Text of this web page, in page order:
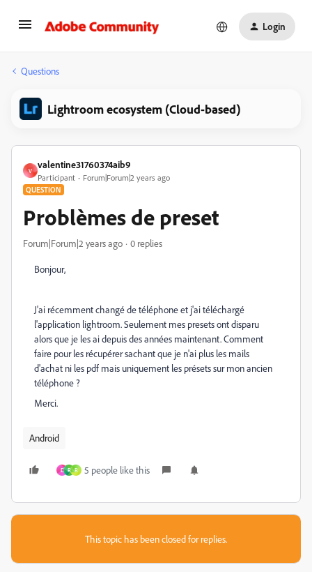
Login
Questions
Lightroom ecosystem (Cloud-based)
V
valentine31760374aib9
Participant Forum|Forum|2 years ago
QUESTION
Problèmes de preset
Forum|Forum|2 years ago 0 replies
Bonjour,
J'ai récemment changé de téléphone et j'ai téléchargé
l'application lightroom. Seulement mes presets ont disparu
alors que je les ai depuis des années maintenant. Comment
faire pour les récupérer sachant que je n'ai plus les mails
d'achat ni les pdf mais uniquement les présets sur mon ancien
téléphone ?
Merci.
Android
D R R 5 people like this
This topic has been closed for replies.